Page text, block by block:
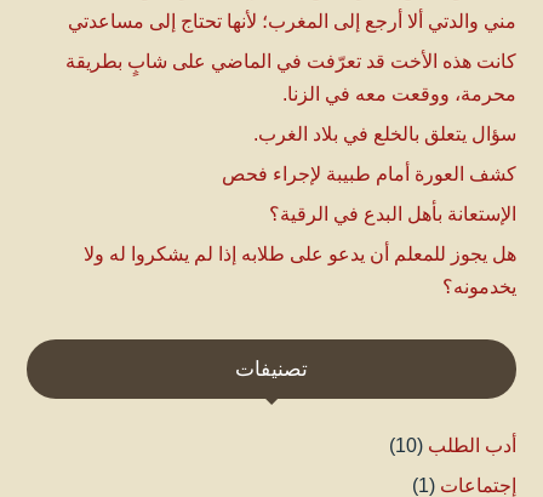
مني والدتي ألا أرجع إلى المغرب؛ لأنها تحتاج إلى مساعدتي
كانت هذه الأخت قد تعرّفت في الماضي على شابٍ بطريقة
محرمة، ووقعت معه في الزنا.
سؤال يتعلق بالخلع في بلاد الغرب.
كشف العورة أمام طبيبة لإجراء فحص
الإستعانة بأهل البدع في الرقية؟
هل يجوز للمعلم أن يدعو على طلابه إذا لم يشكروا له ولا
يخدمونه؟
تصنيفات
أدب الطلب (10)
إجتماعات (1)